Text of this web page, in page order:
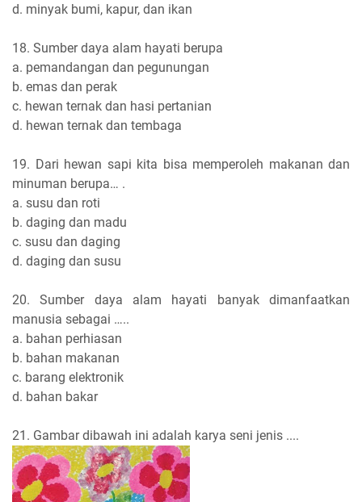
d. minyak bumi, kapur, dan ikan
18. Sumber daya alam hayati berupa
a. pemandangan dan pegunungan
b. emas dan perak
c. hewan ternak dan hasi pertanian
d. hewan ternak dan tembaga
19. Dari hewan sapi kita bisa memperoleh makanan dan
minuman berupa… .
a. susu dan roti
b. daging dan madu
c. susu dan daging
d. daging dan susu
20. Sumber daya alam hayati banyak dimanfaatkan
manusia sebagai …..
a. bahan perhiasan
b. bahan makanan
c. barang elektronik
d. bahan bakar
21. Gambar dibawah ini adalah karya seni jenis ....